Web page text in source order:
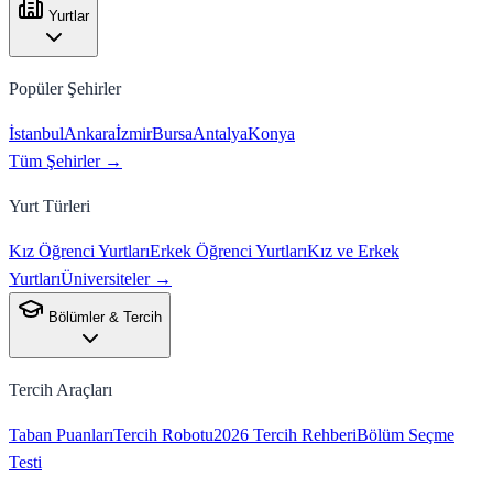
Yurtlar
Popüler Şehirler
İstanbulAnkaraİzmirBursaAntalyaKonya
Tüm Şehirler →
Yurt Türleri
Kız Öğrenci YurtlarıErkek Öğrenci YurtlarıKız ve Erkek
YurtlarıÜniversiteler →
Bölümler & Tercih
Tercih Araçları
Taban PuanlarıTercih Robotu2026 Tercih RehberiBölüm Seçme
Testi